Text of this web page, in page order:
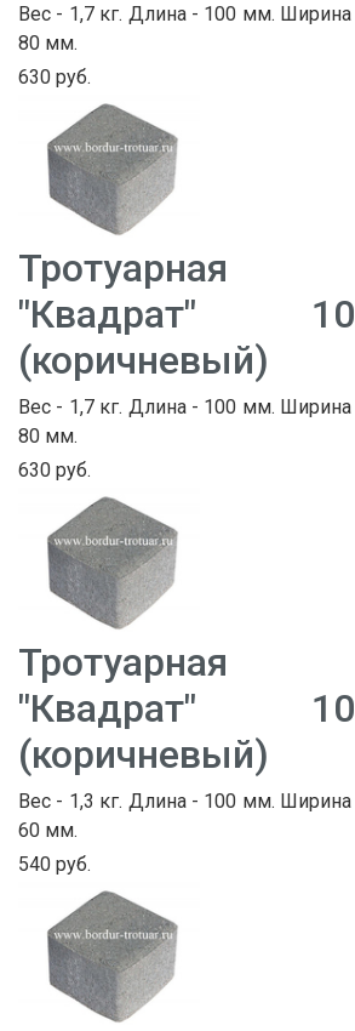
Вес - 1,7 кг. Длина - 100 мм.
80 мм.
630 руб.
Тротуарная
"Квадрат"
(коричневый)
Вес - 1,7 кг. Длина - 100 мм.
80 мм.
630 руб.
Тротуарная
"Квадрат"
(коричневый)
Вес - 1,3 кг. Длина - 100 мм.
60 мм.
540 руб.